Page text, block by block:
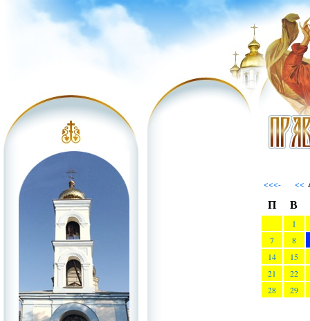
<<<- <<
П
В
1
7
8
14
15
21
22
28
29